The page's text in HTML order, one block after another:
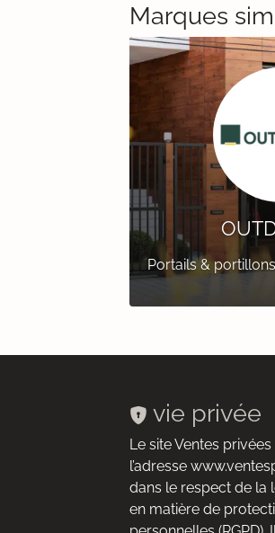
Marques
Portails &
vie privée
Le site Ventes
l’adresse
dans le respect de la
en matière de